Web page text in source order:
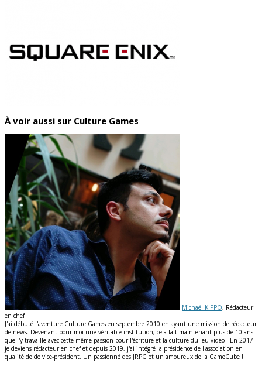
À voir aussi sur Culture Games
Michaël KIPPO, Rédacteur
en chef
J'ai débuté l'aventure Culture Games en septembre 2010 en ayant une mission de rédacteur
de news. Devenant pour moi une véritable institution, cela fait maintenant plus de 10 ans
que j'y travaille avec cette même passion pour l'écriture et la culture du jeu vidéo ! En 2017
je deviens rédacteur en chef et depuis 2019, j'ai intégré la présidence de l'association en
qualité de de vice-président. Un passionné des JRPG et un amoureux de la GameCube !